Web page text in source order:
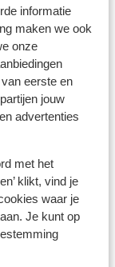
informatie
maken we ook
onze
eerste en
jouw
advertenties
met het
klikt, vind je
waar je
Je kunt op